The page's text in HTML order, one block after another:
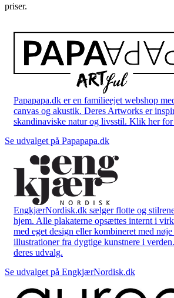
priser.
Papapapa.dk er en familieejet webshop
canvas og akustik. Deres Artworks er
skandinaviske natur og livsstil. Klik her for
Se udvalget på Papapapa.dk
EngkjærNordisk.dk sælger flotte og
hjem. Alle plakaterne opsættes internt i
med eget design eller kombineret med
illustrationer fra dygtige kunstnere i
deres udvalg.
Se udvalget på EngkjærNordisk.dk